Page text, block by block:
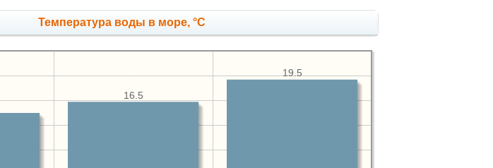
Температура воды в море, °C
19.5
16.5